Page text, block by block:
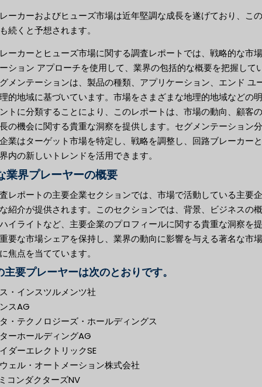
ーカーおよびヒューズ市場は近年堅調な成長を遂げており、こ
続くと予想されます。
ーカーとヒューズ市場に関する調査レポートでは、戦略的な市
ション アプローチを使用して、業界の包括的な概要を把握して
メンテーションは、製品の種類、アプリケーション、エンド ユ
的地域に基づいています。市場をさまざまな地理的地域などの
トに分類することにより、このレポートは、市場の動向、顧客
の機会に関する貴重な洞察を提供します。セグメンテーション
業はターゲット市場を特定し、戦略を調整し、回路ブレーカー
内の新しいトレンドを活用できます。
業界プレーヤーの概要
レポートの主要企業セクションでは、市場で活動している主要
紹介が提供されます。このセクションでは、背景、ビジネスの
イライトなど、主要企業のプロフィールに関する貴重な洞察を
要な市場シェアを保持し、業界の動向に影響を与える著名な市
焦点を当てています。
主要プレーヤーは次のとおりです。
・インスツルメンツ社
スAG
・テクノロジーズ・ホールディングス
ーホールディングAG
ダーエレクトリックSE
ェル・オートメーション株式会社
コンダクターズNV